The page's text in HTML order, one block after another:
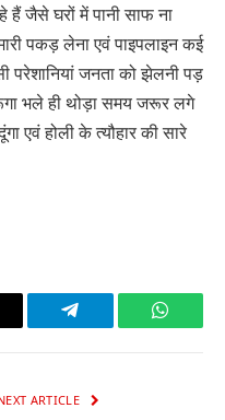
हैं जैसे घरों में पानी साफ ना
पकड़ लेना एवं पाइपलाइन कई
जनता को झेलनी पड़
भले ही थोड़ा समय जरूर लगे
एवं होली के त्यौहार की सारे
Telegram
ARTICLE